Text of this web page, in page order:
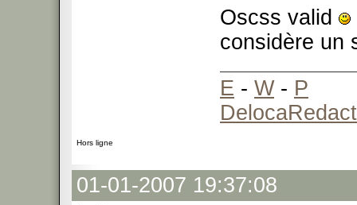
Oscss valid
considère un
E - W- P
Hors ligne
01-01-2007 19:37:08